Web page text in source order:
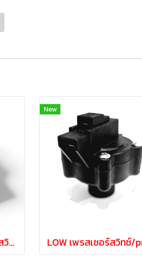
High Pressure Switchสวิทช์ความดัน 2ขา 1/4"OD2หุน
New